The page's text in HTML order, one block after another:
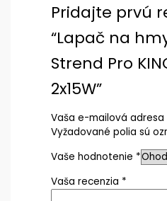
Pridajte prvú
“Lapač na
Strend Pro
2x15W”
Vaša e-mailová adresa
Vyžadované polia sú
Vaše hodnotenie *
Vaša recenzia *